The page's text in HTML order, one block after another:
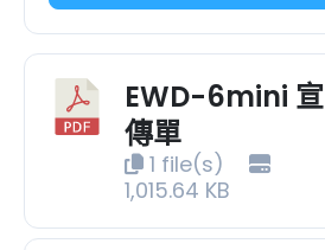
EWD-6mini 宣
傳單
1 file(s)
1,015.64 KB